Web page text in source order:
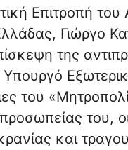
Επιτροπή
Γιώργο
της
του
του,
και